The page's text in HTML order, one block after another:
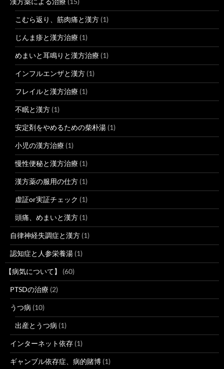
こむら返り、筋肉痛と漢方 (1)
じんま疹と漢方治療 (1)
めまいと耳鳴りと漢方治療 (1)
インフルエンザと漢方 (1)
フレイルと漢方治療 (1)
不眠と漢方 (1)
安定剤をやめるための柴朴湯 (1)
小児の漢方治療 (1)
慢性便秘と漢方治療 (1)
漢方薬の服用の仕方 (1)
虚証or実証チェック (1)
頭痛、めまいと漢方 (1)
自律神経失調症と漢方 (1)
認知症と人参栄養湯 (1)
【病気について】 (60)
PTSDの治療 (2)
うつ病 (10)
出産とうつ病 (1)
インターネット依存 (1)
ギャンブル依存症、病的賭博 (1)